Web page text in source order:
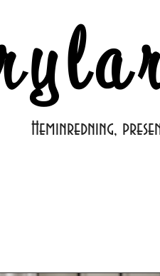
Heminredning,